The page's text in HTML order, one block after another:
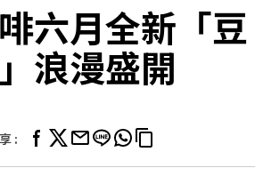
六月全新「豆
浪漫盛開
: